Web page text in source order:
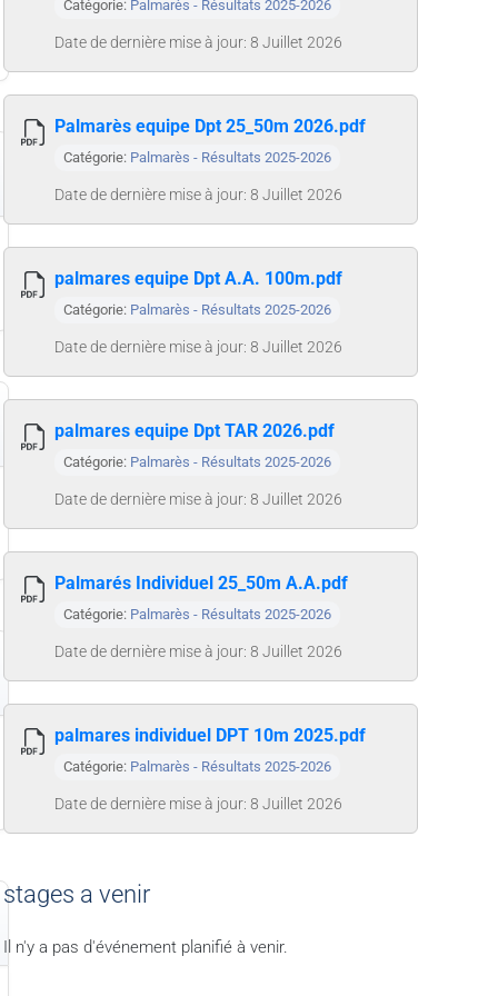
Catégorie: Palmarès - Résultats 2025-2026
Date de dernière mise à jour: 8 Juillet 2026
Palmarès equipe Dpt 25_50m 2026.pdf
Catégorie: Palmarès - Résultats 2025-2026
Date de dernière mise à jour: 8 Juillet 2026
palmares equipe Dpt A.A. 100m.pdf
Catégorie: Palmarès - Résultats 2025-2026
Date de dernière mise à jour: 8 Juillet 2026
palmares equipe Dpt TAR 2026.pdf
Catégorie: Palmarès - Résultats 2025-2026
Date de dernière mise à jour: 8 Juillet 2026
Palmarés Individuel 25_50m A.A.pdf
Catégorie: Palmarès - Résultats 2025-2026
Date de dernière mise à jour: 8 Juillet 2026
palmares individuel DPT 10m 2025.pdf
Catégorie: Palmarès - Résultats 2025-2026
Date de dernière mise à jour: 8 Juillet 2026
stages a venir
Il n'y a pas d'événement planifié à venir.